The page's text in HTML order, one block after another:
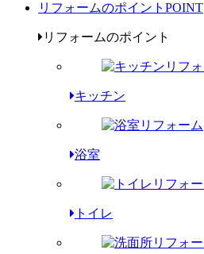
リフォームのポイント POINT
リフォームのポイント
キッチン
浴室
トイレ